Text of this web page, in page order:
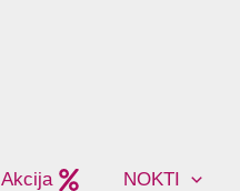
Akcija NOKTI